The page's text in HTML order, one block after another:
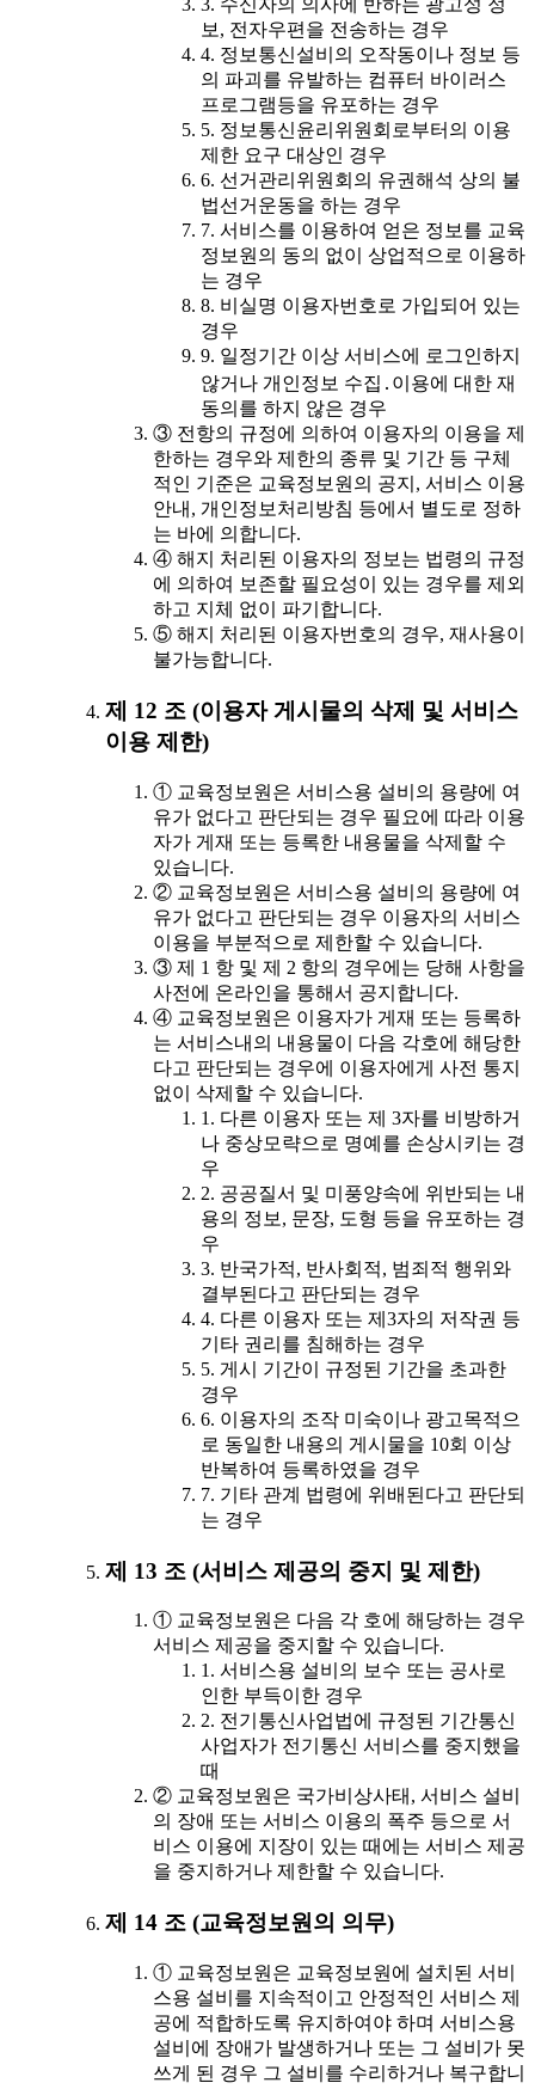
3. 수신자의 의사에 반하는 광고성 정
보, 전자우편을 전송하는 경우
4. 정보통신설비의 오작동이나 정보 등
의 파괴를 유발하는 컴퓨터 바이러스
프로그램등을 유포하는 경우
5. 정보통신윤리위원회로부터의 이용
제한 요구 대상인 경우
6. 선거관리위원회의 유권해석 상의 불
법선거운동을 하는 경우
7. 서비스를 이용하여 얻은 정보를 교육
정보원의 동의 없이 상업적으로 이용하
는 경우
8. 비실명 이용자번호로 가입되어 있는
경우
9. 일정기간 이상 서비스에 로그인하지
않거나 개인정보 수집․이용에 대한 재
동의를 하지 않은 경우
③ 전항의 규정에 의하여 이용자의 이용을 제
한하는 경우와 제한의 종류 및 기간 등 구체
적인 기준은 교육정보원의 공지, 서비스 이용
안내, 개인정보처리방침 등에서 별도로 정하
는 바에 의합니다.
④ 해지 처리된 이용자의 정보는 법령의 규정
에 의하여 보존할 필요성이 있는 경우를 제외
하고 지체 없이 파기합니다.
⑤ 해지 처리된 이용자번호의 경우, 재사용이
불가능합니다.
제 12 조 (이용자 게시물의 삭제 및 서비스
이용 제한)
① 교육정보원은 서비스용 설비의 용량에 여
유가 없다고 판단되는 경우 필요에 따라 이용
자가 게재 또는 등록한 내용물을 삭제할 수
있습니다.
② 교육정보원은 서비스용 설비의 용량에 여
유가 없다고 판단되는 경우 이용자의 서비스
이용을 부분적으로 제한할 수 있습니다.
③ 제 1 항 및 제 2 항의 경우에는 당해 사항을
사전에 온라인을 통해서 공지합니다.
④ 교육정보원은 이용자가 게재 또는 등록하
는 서비스내의 내용물이 다음 각호에 해당한
다고 판단되는 경우에 이용자에게 사전 통지
없이 삭제할 수 있습니다.
1. 다른 이용자 또는 제 3자를 비방하거
나 중상모략으로 명예를 손상시키는 경
우
2. 공공질서 및 미풍양속에 위반되는 내
용의 정보, 문장, 도형 등을 유포하는 경
우
3. 반국가적, 반사회적, 범죄적 행위와
결부된다고 판단되는 경우
4. 다른 이용자 또는 제3자의 저작권 등
기타 권리를 침해하는 경우
5. 게시 기간이 규정된 기간을 초과한
경우
6. 이용자의 조작 미숙이나 광고목적으
로 동일한 내용의 게시물을 10회 이상
반복하여 등록하였을 경우
7. 기타 관계 법령에 위배된다고 판단되
는 경우
제 13 조 (서비스 제공의 중지 및 제한)
① 교육정보원은 다음 각 호에 해당하는 경우
서비스 제공을 중지할 수 있습니다.
1. 서비스용 설비의 보수 또는 공사로
인한 부득이한 경우
2. 전기통신사업법에 규정된 기간통신
사업자가 전기통신 서비스를 중지했을
때
② 교육정보원은 국가비상사태, 서비스 설비
의 장애 또는 서비스 이용의 폭주 등으로 서
비스 이용에 지장이 있는 때에는 서비스 제공
을 중지하거나 제한할 수 있습니다.
제 14 조 (교육정보원의 의무)
① 교육정보원은 교육정보원에 설치된 서비
스용 설비를 지속적이고 안정적인 서비스 제
공에 적합하도록 유지하여야 하며 서비스용
설비에 장애가 발생하거나 또는 그 설비가 못
쓰게 된 경우 그 설비를 수리하거나 복구합니